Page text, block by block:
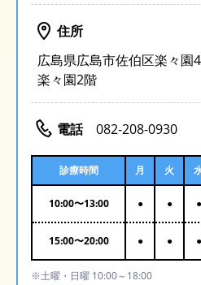
住所
広島県広島市佐伯区楽々園
楽々園2階
電話 082-208-0930
診療時間 月 火
10:00〜13:00 ● ● ●
15:00〜20:00 ● ● ●
※土曜・日曜 10:00～18:00